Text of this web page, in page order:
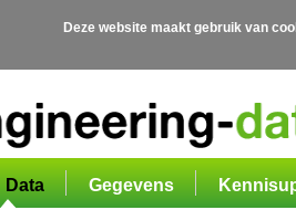
Deze website maakt gebruik van
Data Gegevens